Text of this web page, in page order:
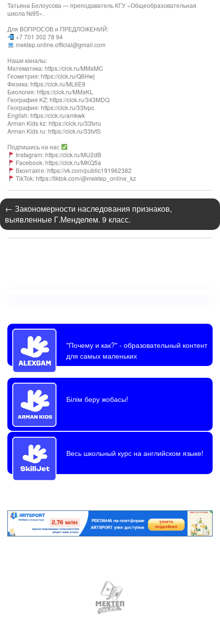
Татьяна Белоусова — преподаватель КГУ «Общеобразовательная
школа №95».
Для ВОПРОСОВ и ПРЕДЛОЖЕНИЙ:
+7 701 302 78 94
mektep.online.official@gmail.com
Наши каналы:
Математика: https://clck.ru/MMaMC
Геометрия: https://clck.ru/Q6Hwj
Физика: https://clck.ru/ML6E9
Биология: https://clck.ru/MMaKL​​​​​​
География KZ: https://clck.ru/343MDQ
География: https://clck.ru/33tvpc
English: https://clck.ru/amkwk
Arman Kids kz: https://clck.ru/33tvru
Arman Kids ru: https://clck.ru/33tvtS
Подпишись на нас
Instagram: https://clck.ru/MU2dB
Facebook: https://clck.ru/MKQ5a
Вконтакте: https://vk.com/public191962382
TikTok: https://tiktok.com/@mektep_online_kz
← Закономерности наследования признаков,
выявленные Г.Менделем. 9 класс.
"Почему и как?"- образовательный контент
для самых маленьких
Білім беру жобасы!
Весь школьный курс на английском языке!